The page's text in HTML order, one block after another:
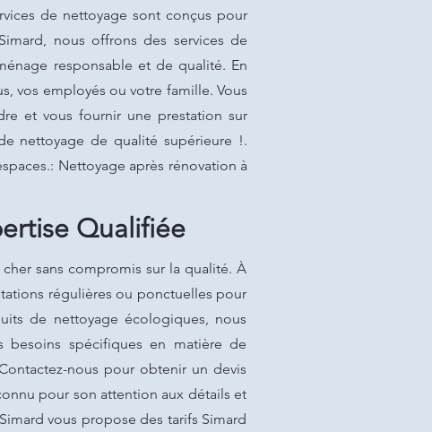
de nettoyage sont conçus pour
nous offrons des services de
responsable et de qualité. En
vos employés ou votre famille. Vous
et vous fournir une prestation sur
nettoyage de qualité supérieure !.
Nettoyage après rénovation à
Qualifiée
sans compromis sur la qualité. À
régulières ou ponctuelles pour
de nettoyage écologiques, nous
besoins spécifiques en matière de
nous pour obtenir un devis
pour son attention aux détails et
vous propose des tarifs Simard